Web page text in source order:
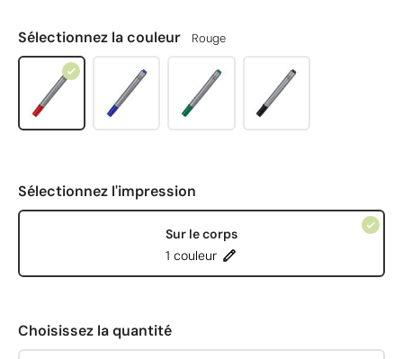
Sélectionnez la couleur Rouge
Sélectionnez l'impression
Sur le corps
1 couleur
Choisissez la quantité